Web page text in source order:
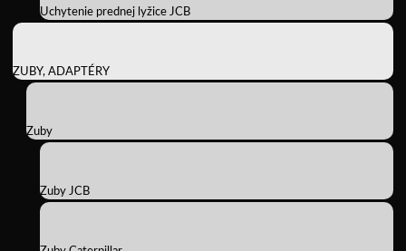
Uchytenie prednej lyžice JCB
ZUBY, ADAPTÉRY
Zuby
Zuby JCB